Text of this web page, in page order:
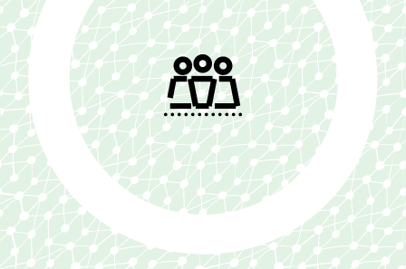
Inclusieve praktijken
Webinar
Doe de check!
Inclusieveorganisaties.be
EN